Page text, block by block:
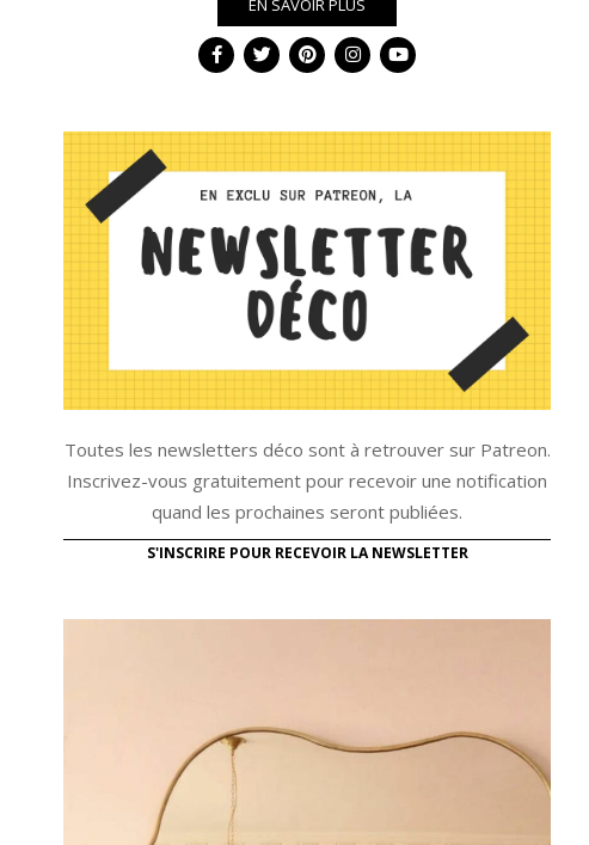
EN SAVOIR PLUS
Toutes les newsletters déco sont à retrouver sur Patreon.
Inscrivez-vous gratuitement pour recevoir une notification
quand les prochaines seront publiées.
S'INSCRIRE POUR RECEVOIR LA NEWSLETTER